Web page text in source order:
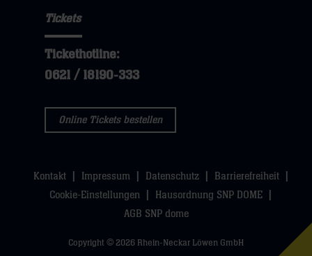
Tickets
Tickethotline:
0621 / 18190-333
Online Tickets bestellen
Kontakt Impressum Datenschutz
Barrierefreiheit
Cookie-Einstellungen
Hausordnung SNP DOME
AGB SNP dome
Copyright © 2026 Rhein-Neckar Löwen GmbH